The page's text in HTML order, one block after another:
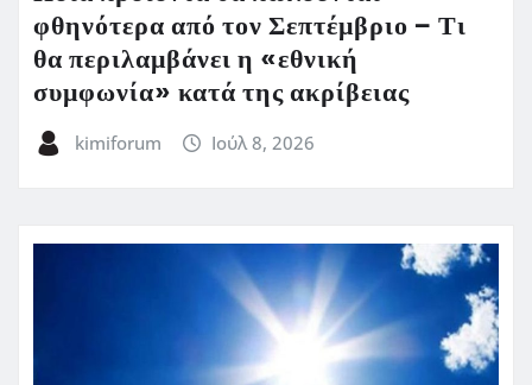
φθηνότερα από τον Σεπτέμβριο – Τι
θα περιλαμβάνει η «εθνική
συμφωνία» κατά της ακρίβειας
kimiforum Ιούλ 8, 2026